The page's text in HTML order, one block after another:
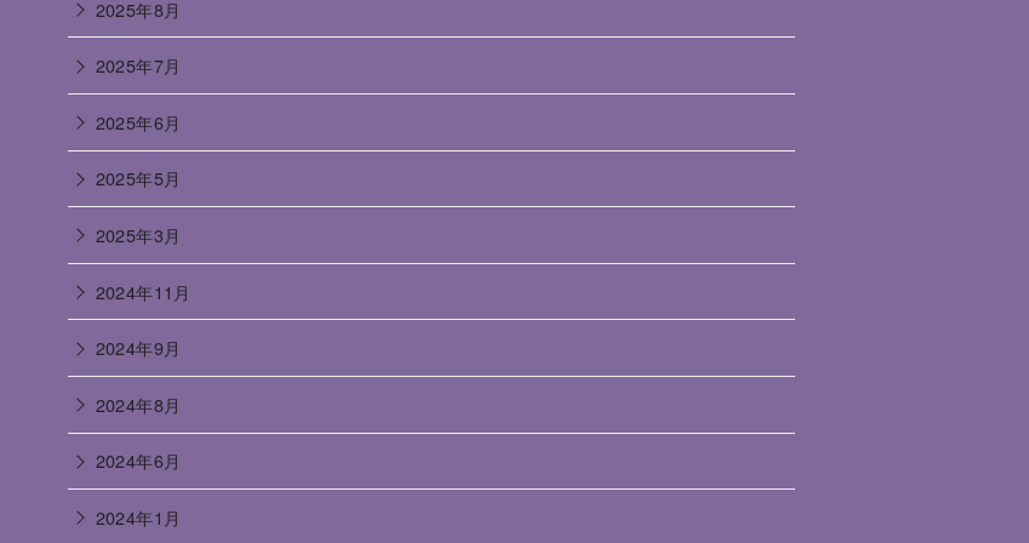
2025年8月
2025年7月
2025年6月
2025年5月
2025年3月
2024年11月
2024年9月
2024年8月
2024年6月
2024年1月